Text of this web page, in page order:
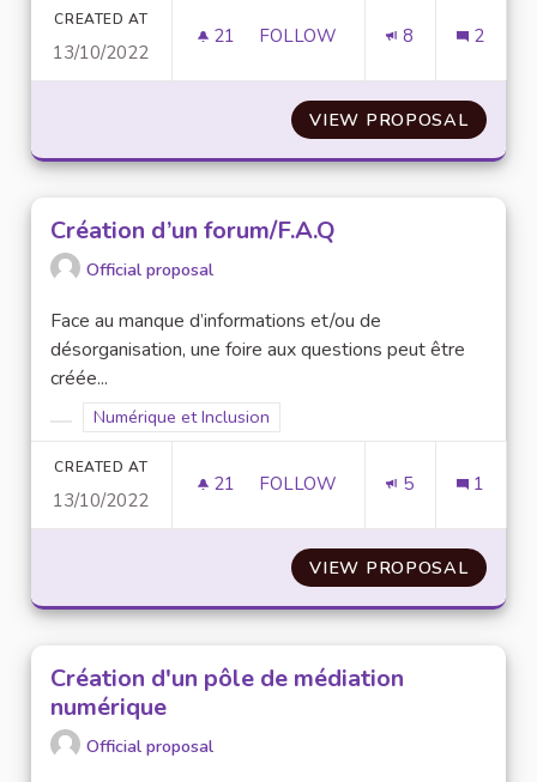
CREATED AT
13/10/2022
21 21 FOLLOWERS
FOLLOW 8 2
VIEW PROPOSALPRÊT
Création d’un forum/F.A.Q
Official proposal
Face au manque d’informations et/ou de
désorganisation, une foire aux questions peut être
créée...
Filter results for category:
Filter results for scope: Numérique et Inclusion
Numérique et Inclusion
CREATED AT
13/10/2022
21 21 FOLLOWERS
FOLLOW 5 1
VIEW PROPOSAL
Création d'un pôle de médiation
numérique
Official proposal